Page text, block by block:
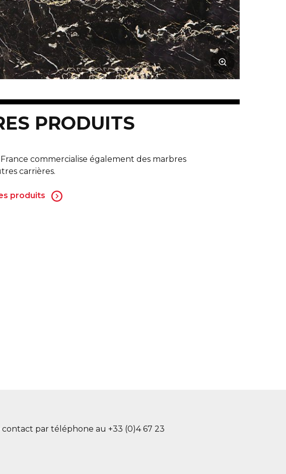
PRODUITS
commercialise également des marbres
carrières.
produits
par téléphone au +33 (0)4 67 23